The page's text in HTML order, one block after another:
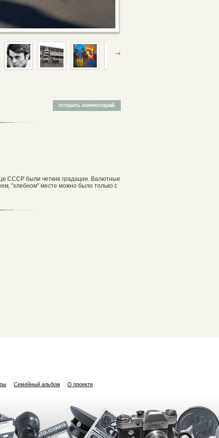
СССР были четкие градации. Валютные
"хлебном" месте можно было только с
Семейный альбом О проекте